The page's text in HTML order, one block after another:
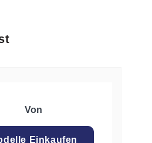
Von
Einkaufen